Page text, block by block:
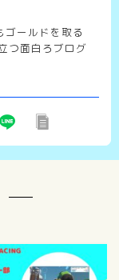
ゴールドを取る
つ面白ろブログ